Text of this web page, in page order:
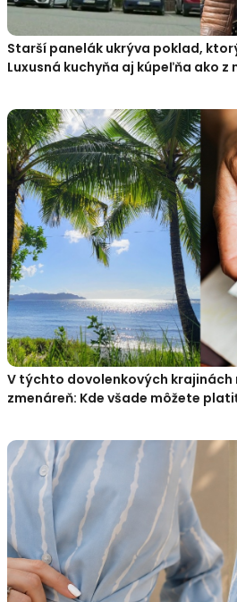
Starší panelák ukrýva poklad,
Luxusná kuchyňa aj kúpeľňa ako z
V týchto dovolenkových
zmenáreň: Kde všade môžete